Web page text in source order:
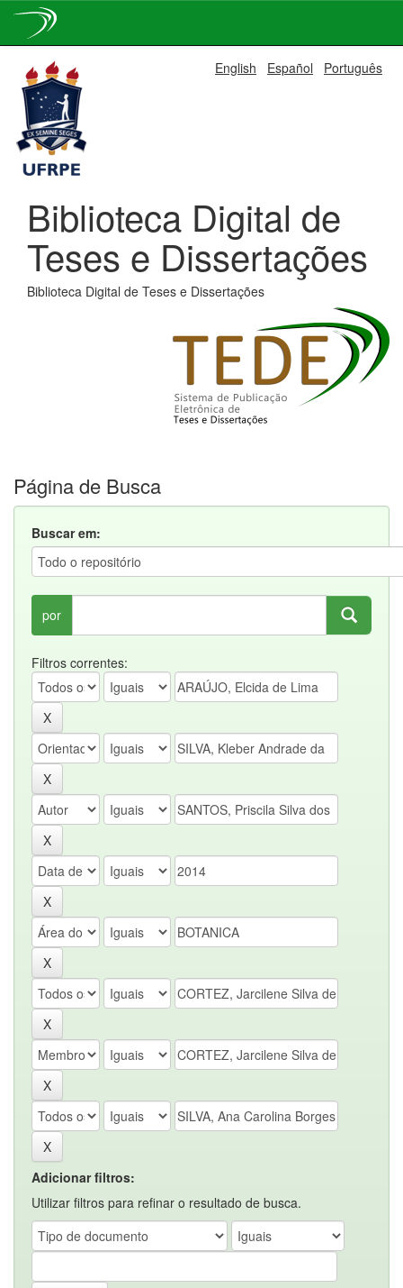
navigation
English Español Português
Biblioteca Digital de
Teses e Dissertações
Biblioteca Digital de Teses e Dissertações
Página de Busca
Buscar em:
por
Filtros correntes:
Adicionar filtros:
Utilizar filtros para refinar o resultado de busca.